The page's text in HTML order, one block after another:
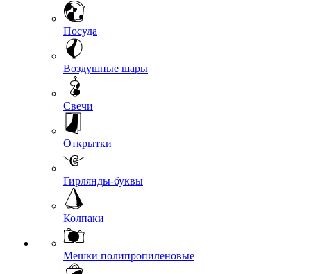
Посуда
Воздушные шары
Свечи
Открытки
Гирлянды-буквы
Колпаки
Мешки полипропиленовые